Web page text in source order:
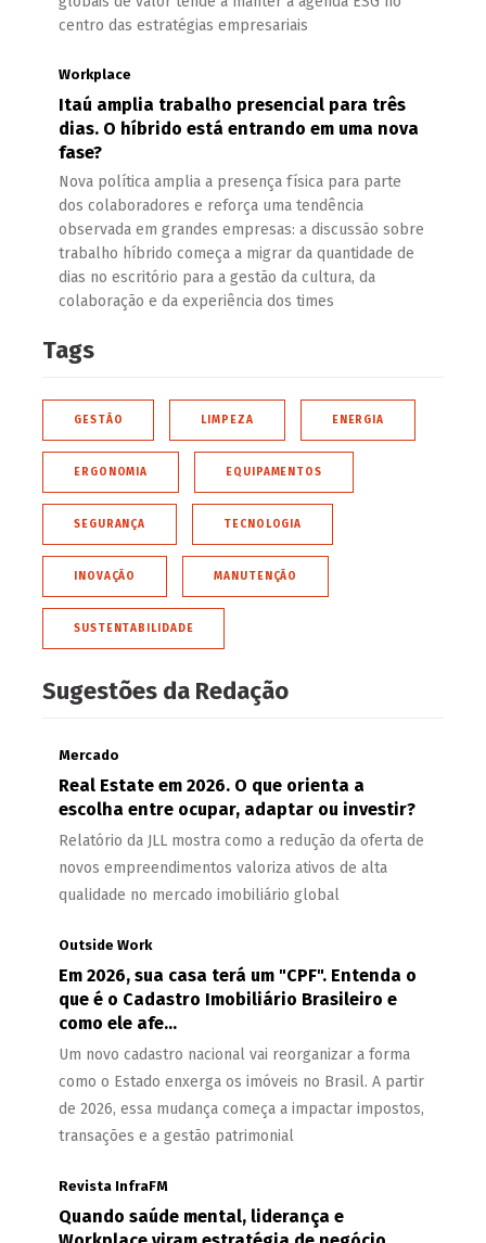
centro das estratégias empresariais
Workplace
Itaú amplia trabalho presencial para três
dias. O híbrido está entrando em uma nova
fase?
Nova política amplia a presença física para parte
dos colaboradores e reforça uma tendência
observada em grandes empresas: a discussão sobre
trabalho híbrido começa a migrar da quantidade de
dias no escritório para a gestão da cultura, da
colaboração e da experiência dos times
Tags
GESTÃO LIMPEZA ENERGIA
ERGONOMIA EQUIPAMENTOS
SEGURANÇA TECNOLOGIA
INOVAÇÃO MANUTENÇÃO
SUSTENTABILIDADE
Sugestões da Redação
Mercado
Real Estate em 2026. O que orienta a
escolha entre ocupar, adaptar ou investir?
Relatório da JLL mostra como a redução da oferta de
novos empreendimentos valoriza ativos de alta
qualidade no mercado imobiliário global
Outside Work
Em 2026, sua casa terá um "CPF". Entenda o
que é o Cadastro Imobiliário Brasileiro e
como ele afe...
Um novo cadastro nacional vai reorganizar a forma
como o Estado enxerga os imóveis no Brasil. A partir
de 2026, essa mudança começa a impactar impostos,
transações e a gestão patrimonial
Revista InfraFM
Quando saúde mental, liderança e